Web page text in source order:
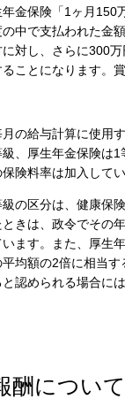
年金保険「1ヶ月150
の中で支払われた金
に対し、さらに300
ることになります。
月の給与計算に使用
級、厚生年金保険は
保険料率は加入して
級の区分は、健康保
ときは、政令でその
います。また、厚生
平均額の2倍に相当
と認められる場合に
酬について